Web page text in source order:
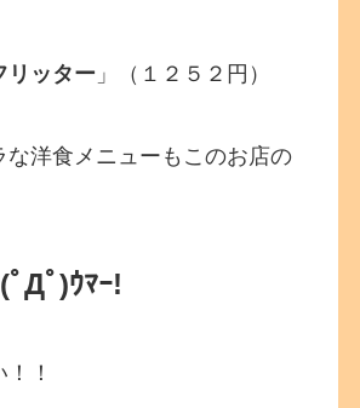
リッター 」（１２５２円）
な洋食メニューもこのお店の
(ﾟДﾟ)ｳﾏｰ!
！